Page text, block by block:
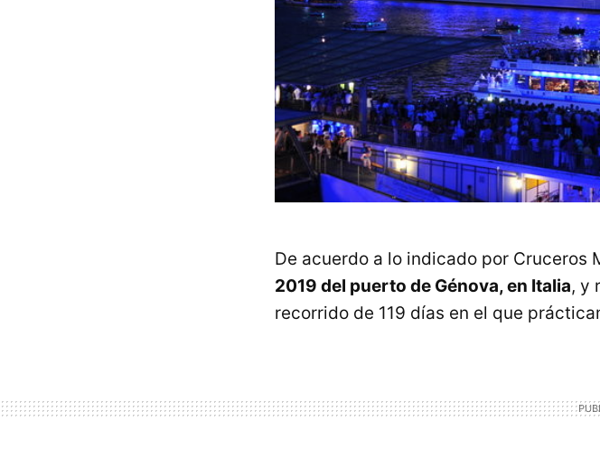
De acuerdo a lo indicado por Cruceros
2019 del puerto de Génova, en Italia, y
recorrido de 119 días en el que